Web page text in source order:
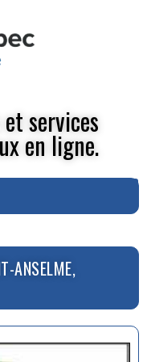
services
en ligne.
ANSELME,